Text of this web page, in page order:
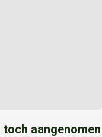
aangenomen